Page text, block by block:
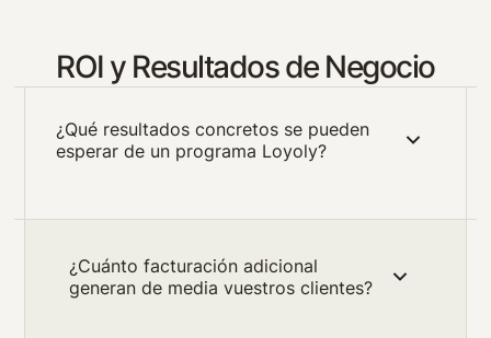
ROI y Resultados de Negocio
¿Qué resultados concretos se pueden
esperar de un programa Loyoly?
¿Cuánto facturación adicional
generan de media vuestros clientes?